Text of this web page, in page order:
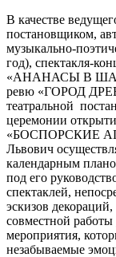
В качестве
постановщиком,
музыкально-
год), спектакля-
«АНАНАСЫ В
ревю «ГОРОД
театральной
церемонии
«БОСПОРСКИЕ
Львович
календарным
под его
спектаклей,
эскизов
совместной работы
мероприятия,
незабываемые